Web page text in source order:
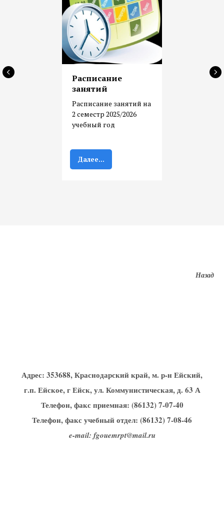
Расписание
занятий
Расписание занятий на
2 семестр 2025/2026
учебный год
Далее...
Назад
Адрес: 353688, Краснодарский край, м. р-н Ейский,
г.п. Ейское, г Ейск, ул. Коммунистическая, д. 63 А
Телефон, факс приемная: (86132) 7-07-40
Телефон, факс учебный отдел: (86132) 7-08-46
e-mail: fgouemrpt@mail.ru